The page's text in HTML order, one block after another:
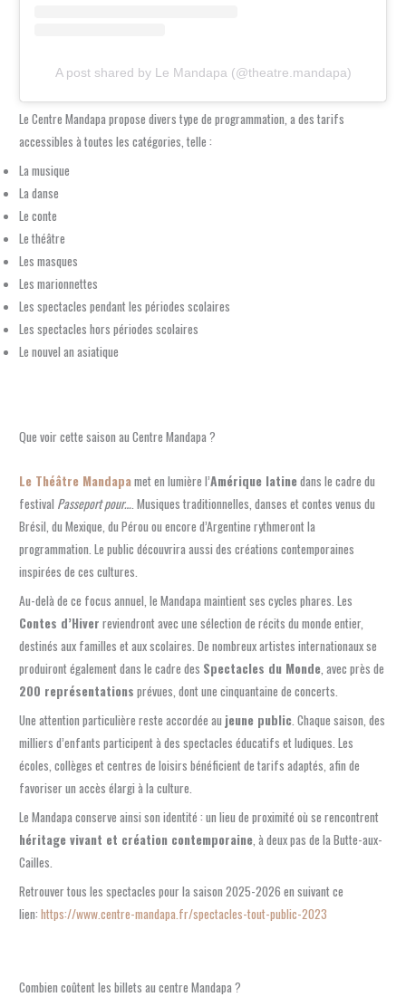
A post shared by Le Mandapa (@theatre.mandapa)
Le Centre Mandapa propose divers type de programmation, a des tarifs
accessibles à toutes les catégories, telle :
La musique
La danse
Le conte
Le théâtre
Les masques
Les marionnettes
Les spectacles pendant les périodes scolaires
Les spectacles hors périodes scolaires
Le nouvel an asiatique
Que voir cette saison au Centre Mandapa ?
Le Théâtre Mandapamet en lumière l’Amérique latinedans le cadre du
festival Passeport pour…. Musiques traditionnelles, danses et contes venus du
Brésil, du Mexique, du Pérou ou encore d’Argentine rythmeront la
programmation. Le public découvrira aussi des créations contemporaines
inspirées de ces cultures.
Au-delà de ce focus annuel, le Mandapa maintient ses cycles phares. Les
Contes d’Hiver reviendront avec une sélection de récits du monde entier,
destinés aux familles et aux scolaires. De nombreux artistes internationaux se
produiront également dans le cadre des Spectacles du Monde, avec près de
200 représentations prévues, dont une cinquantaine de concerts.
Une attention particulière reste accordée au jeune public. Chaque saison, des
milliers d’enfants participent à des spectacles éducatifs et ludiques. Les
écoles, collèges et centres de loisirs bénéficient de tarifs adaptés, afin de
favoriser un accès élargi à la culture.
Le Mandapa conserve ainsi son identité : un lieu de proximité où se rencontrent
héritage vivant et création contemporaine , à deux pas de la Butte-aux-
Cailles.
Retrouver tous les spectacles pour la saison 2025-2026 en suivant ce
lien:https://www.centre-mandapa.fr/spectacles-tout-public-2023
Combien coûtent les billets au centre Mandapa ?